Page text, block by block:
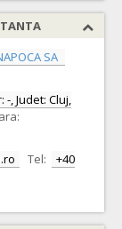
SA
, Judet: Cluj,
Tel:
+40